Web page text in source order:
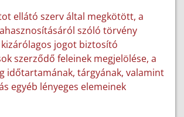
ellátó szerv által megkötött, a
szóló törvény
jogot biztosító
szerződő feleinek megjelölése, a
időtartamának, tárgyának, valamint
egyéb lényeges elemeinek